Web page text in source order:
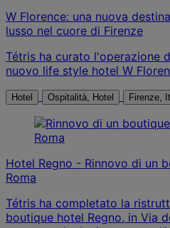
W Florence: una nuova
lusso nel cuore di Firenze
Tétris ha curato l'operazione
nuovo life style hotel W
Hotel Ospitalità, Hotel
Hotel Regno - Rinnovo di un
Roma
Tétris ha completato la
boutique hotel Regno, in Via